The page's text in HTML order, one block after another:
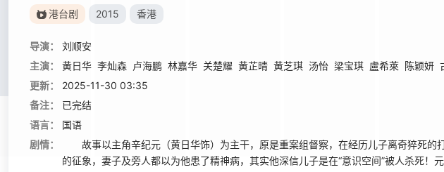
港台剧 2015 香港
导演：
刘顺安
主演：
黄日华 李灿森 卢海鹏 林嘉华 关楚耀 黄芷晴 黄芝琪 汤怡 梁宝琪 盧希萊 陈颖妍
更新：
2025-11-30 03:35
备注：
已完结
语言：
国语
剧情：
故事以主角辛纪元（黄日华饰）为主干，原是重案组督察，在经历儿子离奇猝死的
的征象，妻子及旁人都以为他患了精神病，其实他深信儿子是在“意识空间”被人杀死！